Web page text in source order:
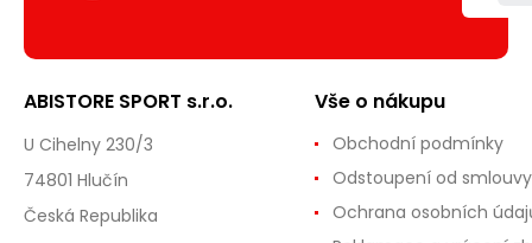
ABISTORE SPORT s.r.o.
U Cihelny 230/3
74801 Hlučín
Česká Republika
Vše o nákupu
Obchodní podmínky
Odstoupení od smlouvy
Ochrana osobních